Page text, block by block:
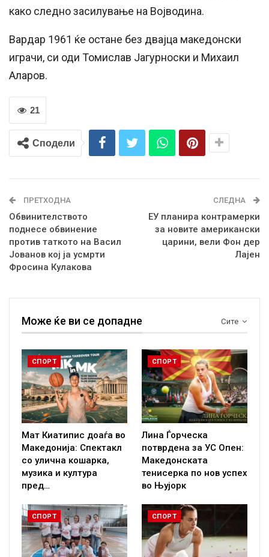
како следно засилување на Војводина.
Вардар 1961 ќе остане без двајца македонски
играчи, си оди Томислав Јагурноски и Михаил
Аларов.
21
Сподели
ПРЕТХОДНА
Обвинителството
поднесе обвинение
против таткото на Васил
Јованов кој ја усмрти
Фросина Кулакова
СЛЕДНА
ЕУ планира контрамерки
за новите американски
царини, вели Фон дер
Лајен
Сите
Може ќе ви се допадне
СПОРТ
Мат Киатипис доаѓа во
Македонија: Спектакл
со улична кошарка,
музика и култура
пред…
СПОРТ
Лина Ѓорческа
потврдена за УС Опен:
Македонската
тенисерка по нов успех
во Њујорк
СПОРТ СПОРТ